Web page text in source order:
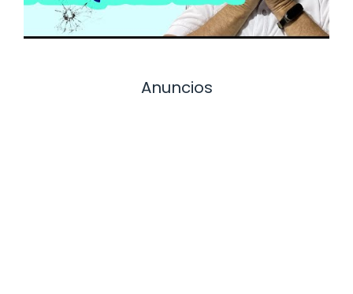
Anuncios